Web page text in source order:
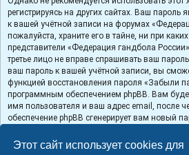
Этот сайт использует cookies для
регистрируясь на других сайтах. Ваш пароль
к вашей учётной записи на форумах
пожалуйста, храните его в тайне, ни при
представители «Федерация гандбола
третье лицо не вправе спрашивать ваш
ваш пароль к вашей учётной записи, вы
функцией восстановления пароля «Забыли
программным обеспечением phpBB. Вам
имя пользователя и ваш адрес email, после
обеспечение phpBB сгенерирует вам новый